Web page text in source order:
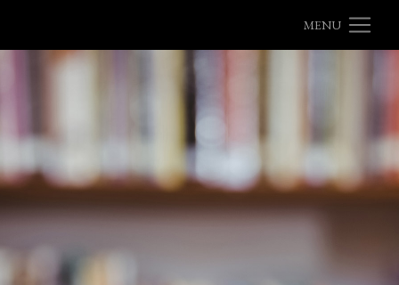
MENU